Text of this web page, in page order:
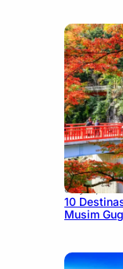
July 9,
10
Musim